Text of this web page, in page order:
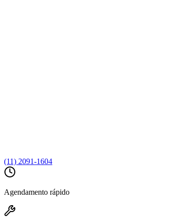
(11) 2091-1604
Agendamento rápido